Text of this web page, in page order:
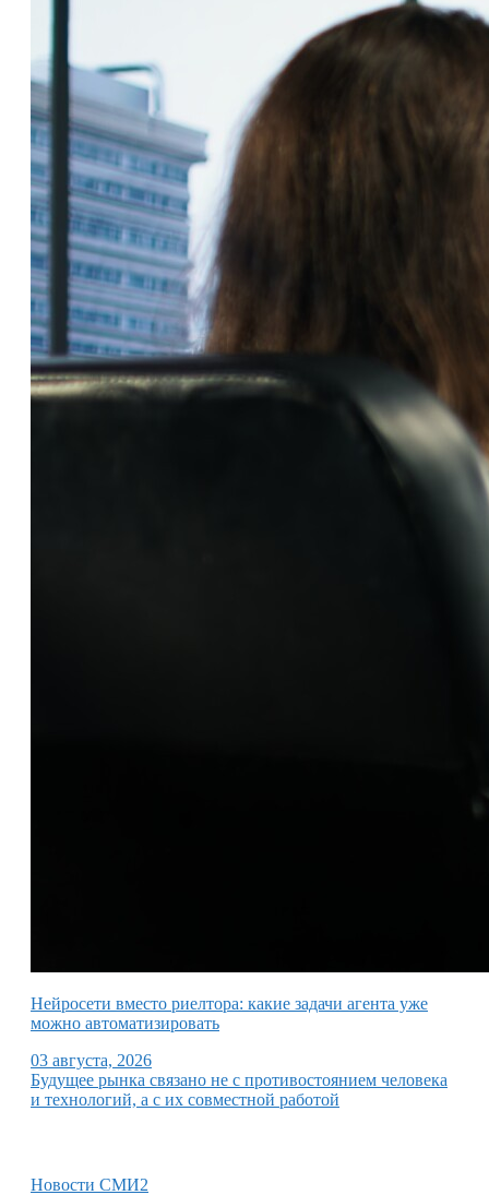
Нейросети вместо риелтора: какие задачи агента уже
можно автоматизировать
03 августа, 2026
Будущее рынка связано не с противостоянием человека
и технологий, а с их совместной работой
Новости СМИ2